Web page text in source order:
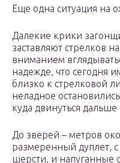
Еще одна ситуация на
Далекие крики
заставляют стрелков
вниманием
надежде, что сегодня
близко к стрелковой
неладное
куда двинуться дальше
До зверей – метров
размеренный дуплет, с
шерсти, и напуганные